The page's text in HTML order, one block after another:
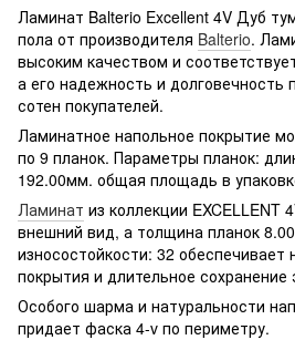
Ламинат Balterio Excellent 4V Дуб
пола от производителя Balterio.
высоким качеством и
а его надежность и
сотен покупателей.
Ламинатное напольное покрытие
по 9 планок. Параметры планок:
192.00мм. общая площадь в
Ламинат из коллекции EXCELLENT
внешний вид, а толщина планок
износостойкости: 32 обеспечивает
покрытия и длительное сохранение
Особого шарма и натуральности
придает фаска 4-v по периметру.